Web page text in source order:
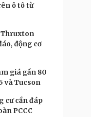
ô tô từ
động cơ
giá gần 80
và Tucson
cư cần đáp
PCCC